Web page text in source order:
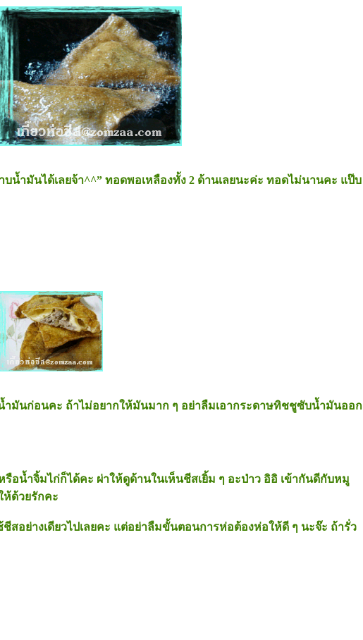
น้ำมันได้เลยจ้า^^” ทอดพอเหลืองทั้ง 2 ด้านเลยนะค่ะ ทอดไม่นานคะ แป๊บ
ำมันก่อนคะ ถ้าไม่อยากให้มันมาก ๆ อย่าลืมเอากระดาษทิชชูซับน้ำมันออก
อน้ำจิ้มไก่ก็ได้คะ ผ่าให้ดูด้านในเห็นชีสเยิ้ม ๆ อะป่าว อิอิ เข้ากันดีกับหมู
ห้ด้วยรักคะ
สอย่างเดียวไปเลยคะ แต่อย่าลืมขั้นตอนการห่อต้องห่อให้ดี ๆ นะจ๊ะ ถ้ารั่ว